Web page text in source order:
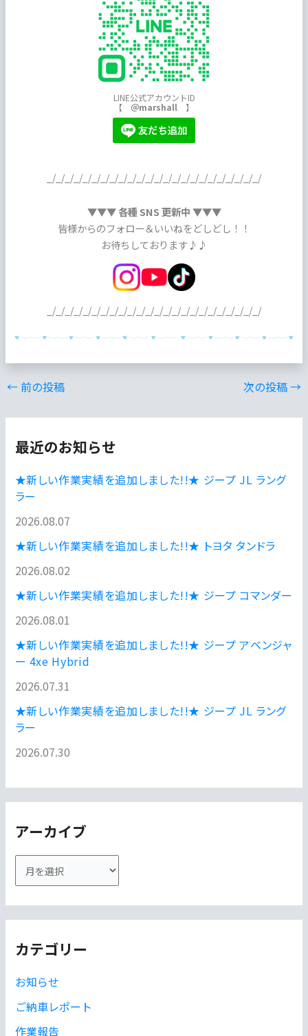
LINE公式アカウントID
【 ＠marshall 】
_/_/_/_/_/_/_/_/_/_/_/_/_/_/_/_/_/_/_/_/_/_/_/_/
▼▼▼ 各種 SNS 更新中 ▼▼▼
皆様からのフォロー＆いいねをどしどし！！
お待ちしております♪♪
_/_/_/_/_/_/_/_/_/_/_/_/_/_/_/_/_/_/_/_/_/_/_/_/
←前の投稿 次の投稿→
最近のお知らせ
★新しい作業実績を追加しました!!★ ジープ JL ラング
ラー
2026.08.07
★新しい作業実績を追加しました!!★ トヨタ タンドラ
2026.08.02
★新しい作業実績を追加しました!!★ ジープ コマンダー
2026.08.01
★新しい作業実績を追加しました!!★ ジープ アベンジャ
ー 4xe Hybrid
2026.07.31
★新しい作業実績を追加しました!!★ ジープ JL ラング
ラー
2026.07.30
アーカイブ
ー
カ
ブ
カテゴリー
お知らせ
ご納車レポート
作業報告